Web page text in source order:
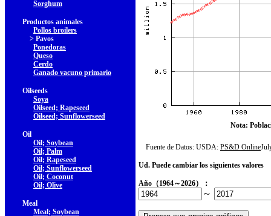
Sorghum
Productos animales
Pollos broilers
> Pavos
Ponedoras
Queso
Cerdo
Ganado vacuno primario
Oilseeds
Soya
Oilseed; Rapeseed
Oilseed; Sunflowerseed
Oil
Oil; Soybean
Oil; Palm
Oil; Rapeseed
Oil; Sunflowerseed
Oil; Coconut
Oil; Olive
Meal
Meal; Soybean
Nota:
Fuente de Datos: USDA: PS&D Online
Ud. Puede cambiar los siguientes valores
Año（1964～2026）：
～